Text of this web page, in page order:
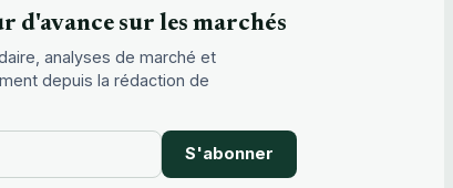
d'avance sur les marchés
analyses de marché et
depuis la rédaction de
S'abonner